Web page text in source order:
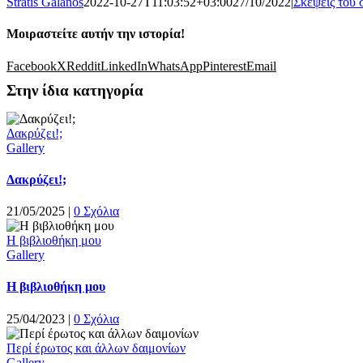
Μοιραστείτε αυτήν την ιστορία!
FacebookXRedditLinkedInWhatsAppPinterestEmail
Στην ίδια κατηγορία
Δακρύζει!;
Gallery
Δακρύζει!;
21/05/2025 | 0 Σχόλια
Η βιβλιοθήκη μου
Gallery
Η βιβλιοθήκη μου
25/04/2023 | 0 Σχόλια
Περί έρωτος και άλλων δαιμονίων